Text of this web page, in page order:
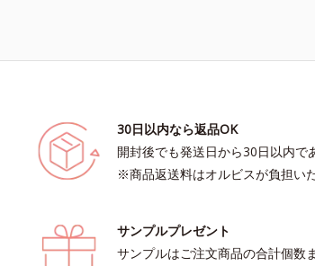
30日以内なら返品OK
開封後でも発送日から30日以内で
※商品返送料はオルビスが負担い
サンプルプレゼント
サンプルはご注文商品の合計個数